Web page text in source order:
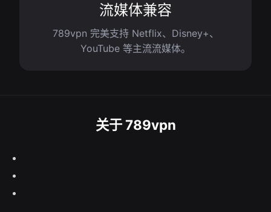
流媒体兼容
789vpn 完美支持 Netflix、Disney+、
YouTube 等主流流媒体。
关于 789vpn